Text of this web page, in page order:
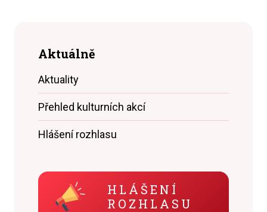
Aktuálně
Aktuality
Přehled kulturních akcí
Hlášení rozhlasu
HLÁŠENÍ
ROZHLASU